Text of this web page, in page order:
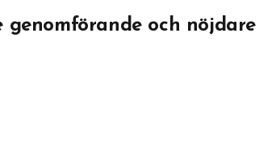
och nöjdare